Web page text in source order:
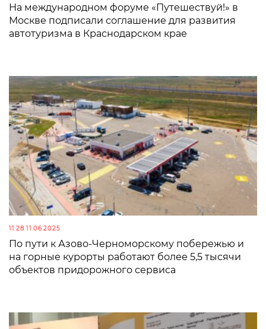
На международном форуме «Путешествуй!» в
Москве подписали соглашение для развития
автотуризма в Краснодарском крае
11:28 11.06.2025
По пути к Азово-Черноморскому побережью и
на горные курорты работают более 5,5 тысячи
объектов придорожного сервиса